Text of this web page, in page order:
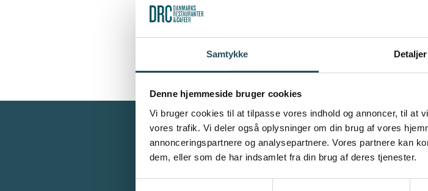
Samtykke Detaljer
Denne hjemmeside bruger cookies
Vi bruger cookies til at tilpasse vores indhold og annoncer, til at
vores trafik. Vi deler også oplysninger om din brug af vores
annonceringspartnere og analysepartnere. Vores partnere kan
dem, eller som de har indsamlet fra din brug af deres tjenester.